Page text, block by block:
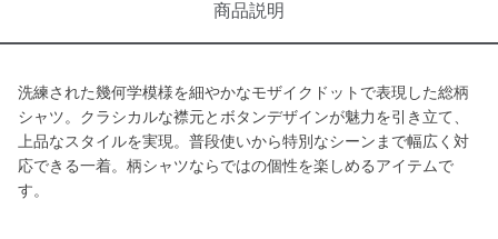
商品説明
洗練された幾何学模様を細やかなモザイクドットで表現した総柄
シャツ。クラシカルな襟元とボタンデザインが魅力を引き立て、
上品なスタイルを実現。普段使いから特別なシーンまで幅広く対
応できる一着。柄シャツならではの個性を楽しめるアイテムで
す。